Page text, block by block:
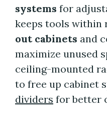
systems for
keeps tools within
out cabinets and
maximize unused
ceiling-mounted
to free up cabinet
dividers for better